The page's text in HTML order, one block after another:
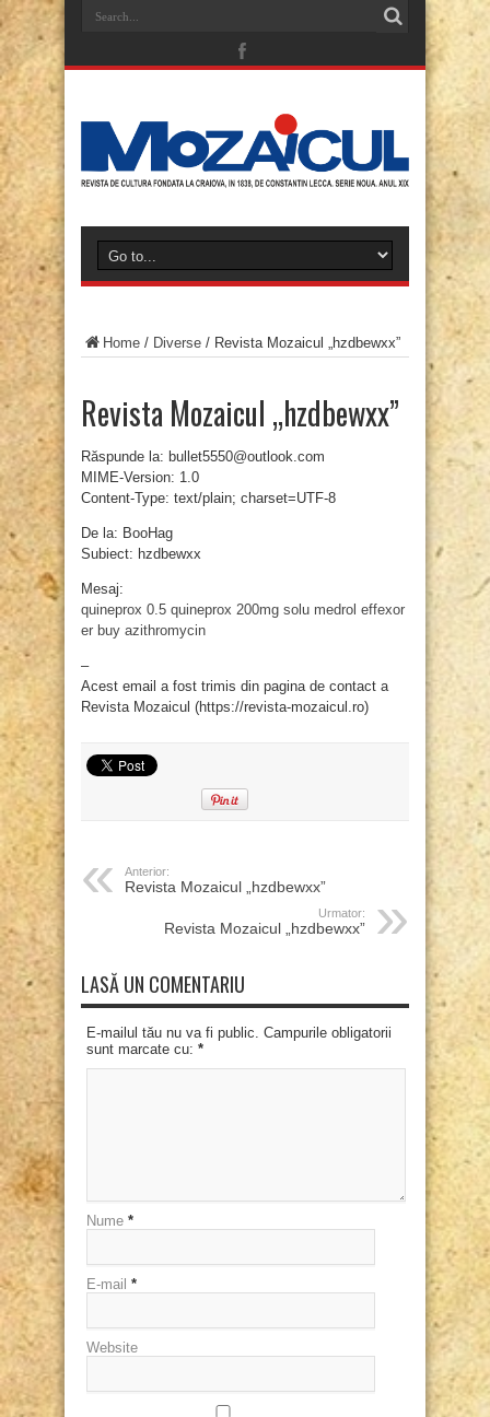
Home / Diverse / Revista Mozaicul „hzdbewxx”
Revista Mozaicul „hzdbewxx”
Răspunde la: bullet5550@outlook.com
MIME-Version: 1.0
Content-Type: text/plain; charset=UTF-8
De la: BooHag
Subiect: hzdbewxx
Mesaj:
quineprox 0.5 quineprox 200mg solu medrol effexor
er buy azithromycin
–
Acest email a fost trimis din pagina de contact a
Revista Mozaicul (https://revista-mozaicul.ro)
Anterior:
Revista Mozaicul „hzdbewxx”
Urmator:
Revista Mozaicul „hzdbewxx”
LASĂ UN COMENTARIU
E-mailul tău nu va fi public. Campurile obligatorii
sunt marcate cu: *
Nume *
E-mail *
Website